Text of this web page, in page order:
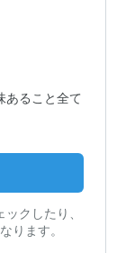
あること全て
クしたり、
ります。